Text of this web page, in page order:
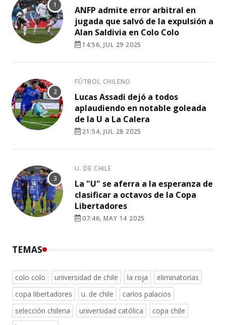
ANFP admite error arbitral en
jugada que salvó de la expulsión a
Alan Saldivia en Colo Colo
14:56, JUL 29 2025
FÚTBOL CHILENO
Lucas Assadi dejó a todos
aplaudiendo en notable goleada
de la U a La Calera
21:54, JUL 28 2025
U. DE CHILE
La "U" se aferra a la esperanza de
clasificar a octavos de la Copa
Libertadores
07:46, MAY 14 2025
TEMAS
colo colo universidad de chile la roja
eliminatorias
copa libertadores
u. de chile
carlos palacios
selección chilena
universidad católica
copa chile